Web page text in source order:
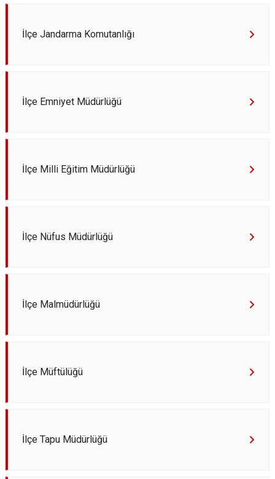
İlçe Jandarma Komutanlığı
İlçe Emniyet Müdürlüğü
İlçe Milli Eğitim Müdürlüğü
İlçe Nüfus Müdürlüğü
İlçe Malmüdürlüğü
İlçe Müftülüğü
İlçe Tapu Müdürlüğü